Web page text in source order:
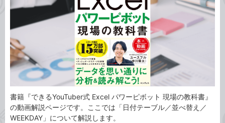
ゴ
グ
書籍『できるYouTuber式 Excel パワーピボット 現場の教科書』
の動画解説ページです。ここでは「日付テーブル／並べ替え／
WEEKDAY」について解説します。